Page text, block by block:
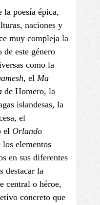
la poesía épica,
naciones y
muy compleja la
este género
como la
, el Ma
de Homero, la
islandesas, la
el
el Orlando
elementos
en sus diferentes
destacar la
central o héroe,
concreto que